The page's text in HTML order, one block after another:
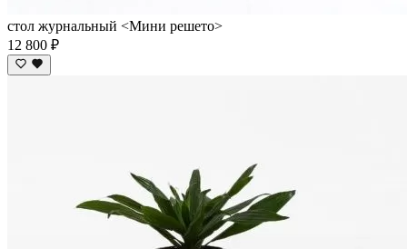
стол журнальный <Мини решето>
12 800 ₽